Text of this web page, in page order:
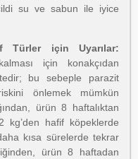
su ve sabun ile iyice
Türler için Uyarılar:
için konakçıdan
bu sebeple parazit
önlemek mümkün
ürün 8 haftalıktan
kg’den hafif köpeklerde
kısa sürelerde tekrar
ürün 8 haftadan